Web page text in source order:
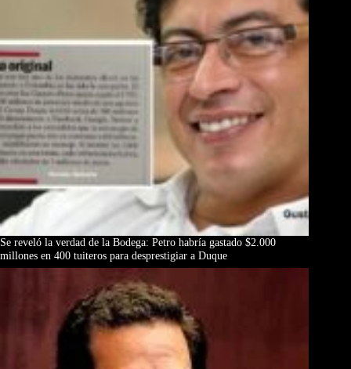
Se reveló la verdad de la Bodega: Petro habría gastado $2.000
millones en 400 tuiteros para desprestigiar a Duque